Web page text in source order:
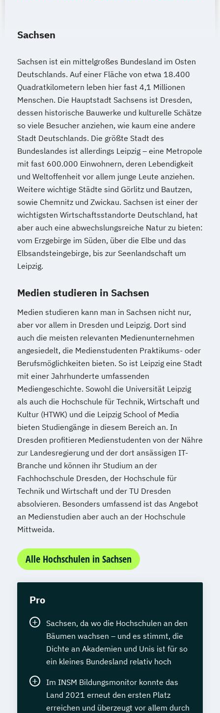
Sachsen
Sachsen ist ein mittelgroßes Bundesland im Osten
Deutschlands. Auf einer Fläche von etwa 18.400
Quadratkilometern leben hier fast 4,1 Millionen
Menschen. Die Hauptstadt Sachsens ist Dresden,
dessen historische Bauwerke und kulturelle Schätze
so viele Besucher anziehen, wie kaum eine andere
Stadt Deutschlands. Die größte Stadt des
Bundeslandes ist allerdings Leipzig – eine Metropole
mit fast 600.000 Einwohnern, deren Lebendigkeit
und Weltoffenheit vor allem junge Leute anziehen.
Weitere wichtige Städte sind Görlitz und Bautzen,
sowie Chemnitz und Zwickau. Sachsen ist einer der
wichtigsten Wirtschaftsstandorte Deutschland, hat
aber auch eine abwechslungsreiche Natur zu bieten:
vom Erzgebirge im Süden, über die Elbe und das
Elbsandsteingebirge, bis zur Seenlandschaft um
Leipzig.
Medien studieren in Sachsen
Medien studieren kann man in Sachsen nicht nur,
aber vor allem in Dresden und Leipzig. Dort sind
auch die meisten relevanten Medienunternehmen
angesiedelt, die Medienstudenten Praktikums- oder
Berufsmöglichkeiten bieten. So ist Leipzig eine Stadt
mit einer Jahrhunderte umfassenden
Mediengeschichte. Sowohl die Universität Leipzig
als auch die Hochschule für Technik, Wirtschaft und
Kultur (HTWK) und die Leipzig School of Media
bieten Studiengänge in diesem Bereich an. In
Dresden profitieren Medienstudenten von der Nähre
zur Landesregierung und der dort ansässigen IT-
Branche und können ihr Studium an der
Fachhochschule Dresden, der Hochschule für
Technik und Wirtschaft und der TU Dresden
absolvieren. Besonders umfassend ist das Angebot
an Medienstudien aber auch an der Hochschule
Mittweida.
Alle Hochschulen in Sachsen
Pro
Sachsen, da wo die Hochschulen an den
Bäumen wachsen – und es stimmt, die
Dichte an Akademien und Unis ist für so
ein kleines Bundesland relativ hoch
Im INSM Bildungsmonitor konnte das
Land 2021 erneut den ersten Platz
erreichen und überzeugt vor allem durch